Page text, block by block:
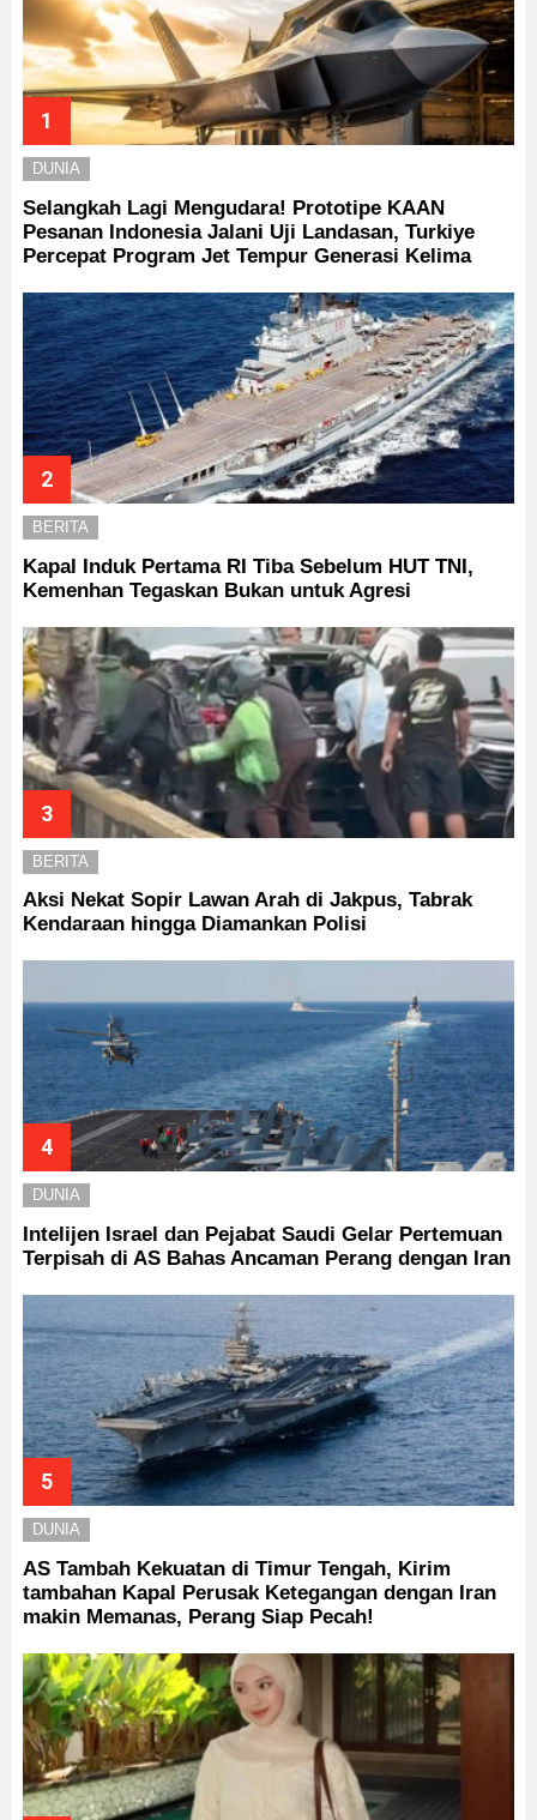
DUNIA
Selangkah Lagi Mengudara! Prototipe KAAN
Pesanan Indonesia Jalani Uji Landasan, Turkiye
Percepat Program Jet Tempur Generasi Kelima
BERITA
Kapal Induk Pertama RI Tiba Sebelum HUT TNI,
Kemenhan Tegaskan Bukan untuk Agresi
BERITA
Aksi Nekat Sopir Lawan Arah di Jakpus, Tabrak
Kendaraan hingga Diamankan Polisi
DUNIA
Intelijen Israel dan Pejabat Saudi Gelar Pertemuan
Terpisah di AS Bahas Ancaman Perang dengan Iran
DUNIA
AS Tambah Kekuatan di Timur Tengah, Kirim
tambahan Kapal Perusak Ketegangan dengan Iran
makin Memanas, Perang Siap Pecah!